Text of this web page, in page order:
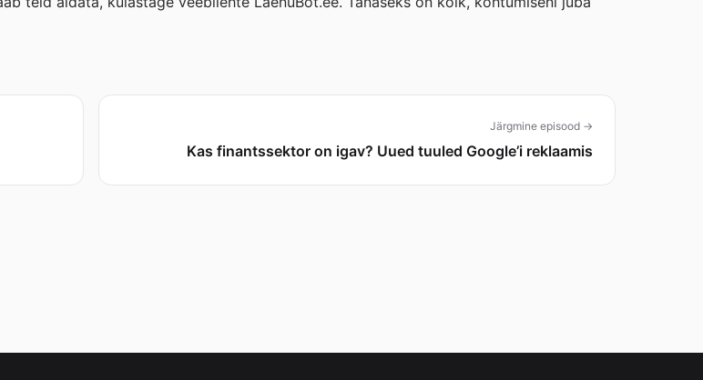
Järgmine episood →
Kas finantssektor on igav? Uued tuuled Google’i reklaamis